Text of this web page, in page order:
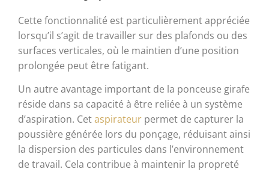
Cette fonctionnalité est particulièrement appréciée
lorsqu’il s’agit de travailler sur des plafonds ou des
surfaces verticales, où le maintien d’une position
prolongée peut être fatigant.
Un autre avantage important de la ponceuse girafe
réside dans sa capacité à être reliée à un système
d’aspiration. Cetaspirateur permet de capturer la
poussière générée lors du ponçage, réduisant ainsi
la dispersion des particules dans l’environnement
de travail. Cela contribue à maintenir la propreté